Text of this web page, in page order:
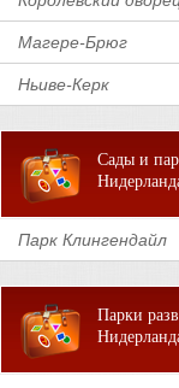
Магере-Брюг
Ньиве-Керк
Сады и
Парк Клингендайл
Парки